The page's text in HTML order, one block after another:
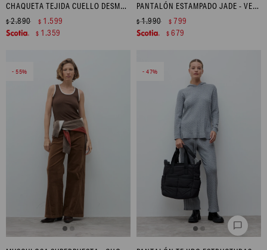
CHAQUETA TEJIDA CUELLO DESMONTABLE - AZUL MARINO
$2.890 $ 1.599
$ 1.359
PANTALÓN ESTAMPADO JADE - VERDE OLIVA
$1.990 $ 799
$ 679
55 47
chat_bubble